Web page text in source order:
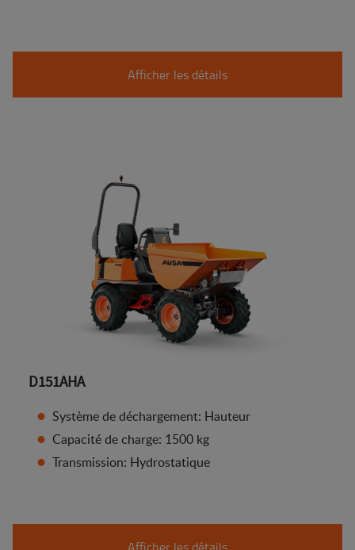
Afficher les détails
D151AHA
Système de déchargement: Hauteur
Capacité de charge: 1500 kg
Transmission: Hydrostatique